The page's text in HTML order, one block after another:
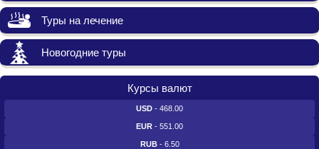
Туры на лечение
Новогодние туры
Курсы валют
USD - 468.00
EUR - 551.00
RUB- 6.50